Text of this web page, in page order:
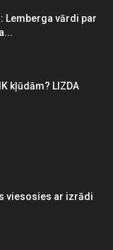
Lemberga vārdi par
kļūdām? LIZDA
viesosies ar izrādi